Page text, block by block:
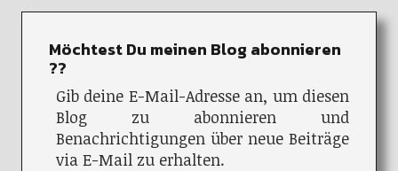
Möchtest Du meinen Blog abonnieren
??
Gib deine E-Mail-Adresse an, um diesen
Blog zu abonnieren und
Benachrichtigungen über neue Beiträge
via E-Mail zu erhalten.